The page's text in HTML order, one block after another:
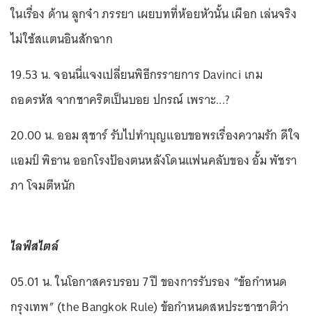
ในเรื่อง ด้าน ลูกจ๋า ภรรยา เผยบทที่ห้อยหัวนั้น เผือก เล่นจริง
ไม่ใช้สแตนอินสักฉาก
19.53 น. จอนนี่แจงเปลี่ยนพิธีกรรายการ Davinci เกม
ถอดรหัส จากชาคริตเป็นบอย ปกรณ์ เพราะ...?
20.00 น. ออม สุชาร์ รับไปทำบุญแอบขอพรเรื่องความรัก ดีใจ
แอมป์ พิธาน ออกโรงป้องตนหลังโดนแฟนคลับของ อั้ม พัชรา
ภา โจมตีหนัก
ไลฟ์สไตล์
05.01 น. ในโอกาสครบรอบ 7 ปี ของการรับรอง “ข้อกำหนด
กรุงเทพ” (the Bangkok Rule) ข้อกำหนดสหประชาชาติว่า